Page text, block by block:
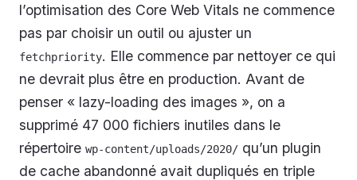
l’optimisation des Core Web Vitals ne commence
pas par choisir un outil ou ajuster un
fetchpriority. Elle commence par nettoyer ce qui
ne devrait plus être en production. Avant de
penser « lazy-loading des images », on a
supprimé 47 000 fichiers inutiles dans le
répertoire wp-content/uploads/2020/ qu’un plugin
de cache abandonné avait dupliqués en triple